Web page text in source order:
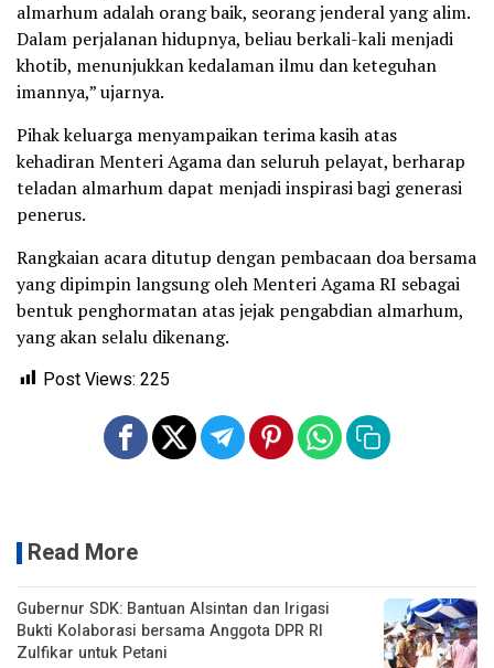
almarhum adalah orang baik, seorang jenderal yang alim.
Dalam perjalanan hidupnya, beliau berkali-kali menjadi
khotib, menunjukkan kedalaman ilmu dan keteguhan
imannya,” ujarnya.
Pihak keluarga menyampaikan terima kasih atas
kehadiran Menteri Agama dan seluruh pelayat, berharap
teladan almarhum dapat menjadi inspirasi bagi generasi
penerus.
Rangkaian acara ditutup dengan pembacaan doa bersama
yang dipimpin langsung oleh Menteri Agama RI sebagai
bentuk penghormatan atas jejak pengabdian almarhum,
yang akan selalu dikenang.
Post Views: 225
Read More
Gubernur SDK: Bantuan Alsintan dan Irigasi
Bukti Kolaborasi bersama Anggota DPR RI
Zulfikar untuk Petani